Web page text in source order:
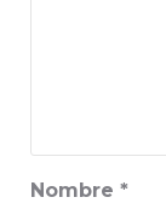
Nombre *